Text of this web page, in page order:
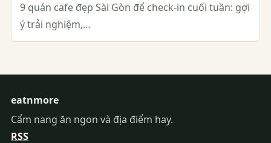
9 quán cafe đẹp Sài Gòn để check-in cuối tuần: gợi
ý trải nghiệm,…
eatnmore
Cẩm nang ăn ngon và địa điểm hay.
RSS